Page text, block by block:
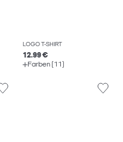
LOGO T-SHIRT
12.99 €
Farben (11)